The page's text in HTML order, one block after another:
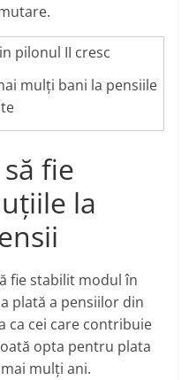
mulți bani la pensiile
fie
la
fie stabilit modul în
plată a pensiilor din
ca cei care contribuie
opta pentru plata
mulți ani.